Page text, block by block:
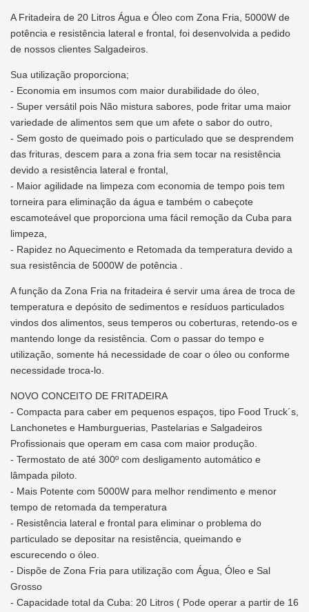
A Fritadeira de 20 Litros Água e Óleo com Zona Fria, 5000W de
potência e resistência lateral e frontal, foi desenvolvida a pedido
de nossos clientes Salgadeiros.
Sua utilização proporciona;
- Economia em insumos com maior durabilidade do óleo,
- Super versátil pois Não mistura sabores, pode fritar uma maior
variedade de alimentos sem que um afete o sabor do outro,
- Sem gosto de queimado pois o particulado que se desprendem
das frituras, descem para a zona fria sem tocar na resistência
devido a resistência lateral e frontal,
- Maior agilidade na limpeza com economia de tempo pois tem
torneira para eliminação da água e também o cabeçote
escamoteável que proporciona uma fácil remoção da Cuba para
limpeza,
- Rapidez no Aquecimento e Retomada da temperatura devido a
sua resistência de 5000W de potência .
A função da Zona Fria na fritadeira é servir uma área de troca de
temperatura e depósito de sedimentos e resíduos particulados
vindos dos alimentos, seus temperos ou coberturas, retendo-os e
mantendo longe da resistência. Com o passar do tempo e
utilização, somente há necessidade de coar o óleo ou conforme
necessidade troca-lo.
NOVO CONCEITO DE FRITADEIRA
- Compacta para caber em pequenos espaços, tipo Food Truck´s,
Lanchonetes e Hamburguerias, Pastelarias e Salgadeiros
Profissionais que operam em casa com maior produção.
- Termostato de até 300º com desligamento automático e
lâmpada piloto.
- Mais Potente com 5000W para melhor rendimento e menor
tempo de retomada da temperatura
- Resistência lateral e frontal para eliminar o problema do
particulado se depositar na resistência, queimando e
escurecendo o óleo.
- Dispõe de Zona Fria para utilização com Água, Óleo e Sal
Grosso
- Capacidade total da Cuba: 20 Litros ( Pode operar a partir de 16